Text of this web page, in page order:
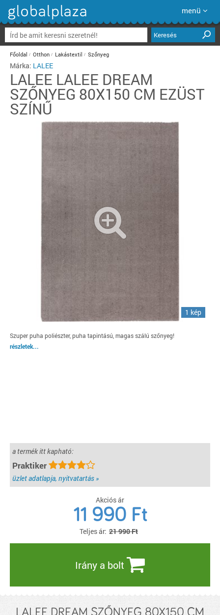
menü
Keresés
Főoldal Otthon Lakástextil Szőnyeg
Márka: LALEE
LALEE LALEE DREAM
SZŐNYEG 80X150 CM EZÜST
SZÍNŰ
1 kép
Szuper puha poliészter, puha tapintású, magas szálú szőnyeg!
részletek...
a termék itt kapható:
Praktiker
üzlet adatlapja, nyitvatartás »
Akciós ár
11 990 Ft
Teljes ár: 21 990 Ft
Irány a bolt
LALEE DREAM SZŐNYEG 80X150 CM